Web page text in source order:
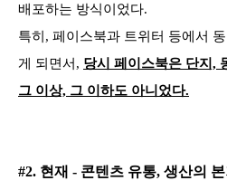
배포하는 방식이었다.
특히, 페이스북과 트위터 등에서
게 되면서, 당시 페이스북은 단지,
그 이상, 그 이하도 아니었다.
#2. 현재 - 콘텐츠 유통, 생산의 본